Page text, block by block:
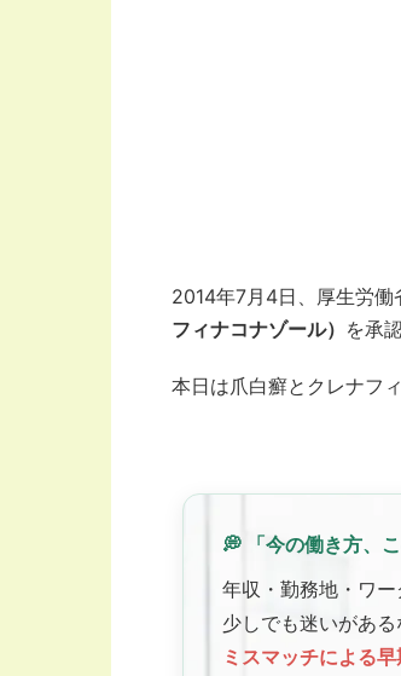
2014年7月4日、厚生労働
フィナコナゾール） を承
本日は爪白癬とクレナフ
💭 「今の働き方、
年収・勤務地・ワ
少しでも迷いがある
ミスマッチによる